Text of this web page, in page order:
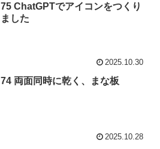
75 ChatGPTでアイコンをつくり
ました
2025.10.30
74 両面同時に乾く、まな板
2025.10.28